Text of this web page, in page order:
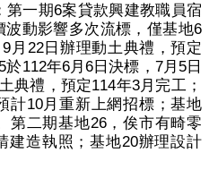
第一期6案貸款興建教職員宿
動影響多次流標，僅基地6
9 月 22日辦理動土典禮，預定
5於112年6月6 日決標， 7月 5日
典禮，預定114年3月完工；
計10月重新上網招標；基地
第二期基地26，俟市有畸零
建造執照；基地20辦理設計